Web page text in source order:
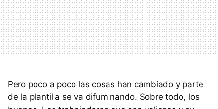
Pero poco a poco las cosas han cambiado y parte
de la plantilla se va difuminando. Sobre todo, los